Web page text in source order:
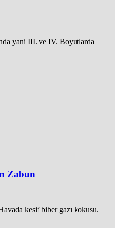
yani III. ve IV. Boyutlarda
Zabun
kesif biber gazı kokusu.